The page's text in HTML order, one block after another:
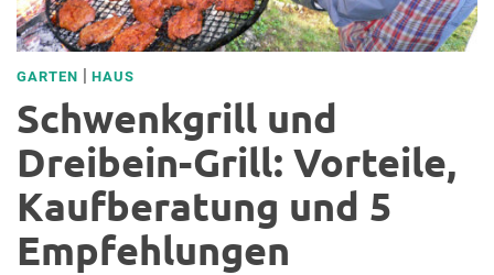
GARTEN | HAUS
Schwenkgrill und
Dreibein-Grill: Vorteile,
Kaufberatung und 5
Empfehlungen